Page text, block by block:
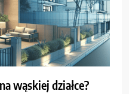
wąskiej działce?